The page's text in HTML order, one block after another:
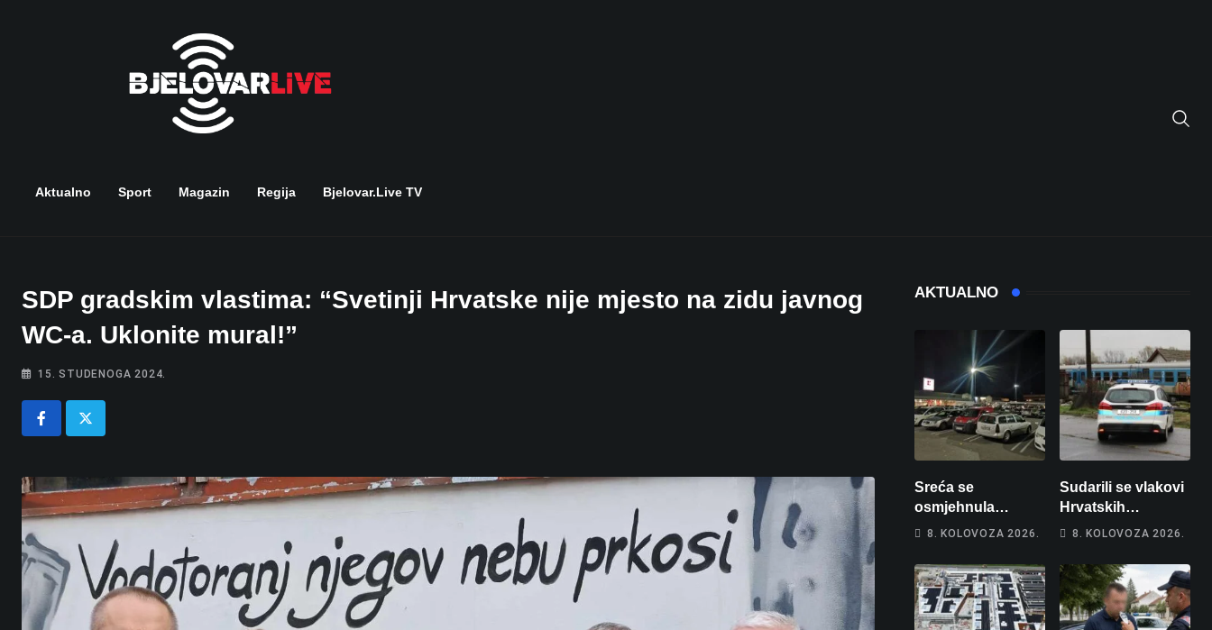
Aktualno Sport Magazin Regija Bjelovar.live TV
SDP gradskim vlastima: “Svetinji Hrvatske nije mjesto na zidu javnog
WC-a. Uklonite mural!”
15. STUDENOGA 2024.
AKTUALNO
Sreća se
osmjehnula
Bjelovarčaninu:
eura, a osvojio
više od 80 tisuća
eura
8. KOLOVOZA 2026.
Sudarili se vlakovi
Hrvatskih
željeznica. Šestero
ozlijeđeno, mlađa
žena na
intenzivnoj
8. KOLOVOZA 2026.